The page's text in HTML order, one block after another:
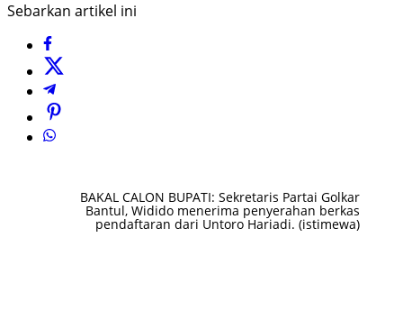
Sebarkan artikel ini
BAKAL CALON BUPATI: Sekretaris Partai Golkar
Bantul, Widido menerima penyerahan berkas
pendaftaran dari Untoro Hariadi. (istimewa)